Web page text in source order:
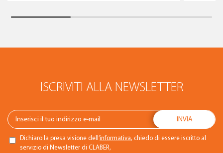
ISCRIVITI ALLA NEWSLETTER
Dichiaro la presa visione dell’informativa, chiedo di essere iscritto al
servizio di Newsletter di CLABER,